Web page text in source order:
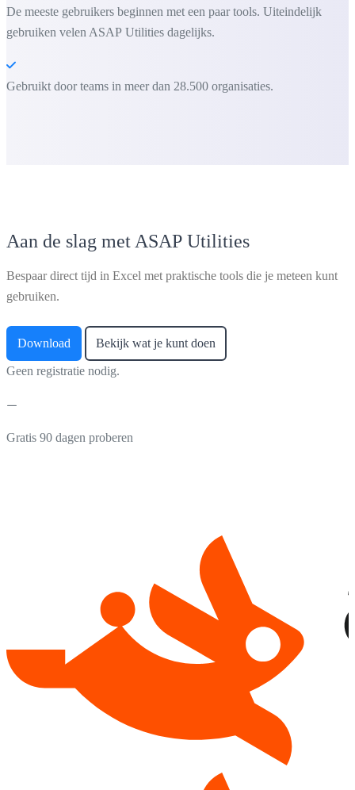
De meeste gebruikers beginnen met een paar tools. Uiteindelijk
gebruiken velen ASAP Utilities dagelijks.
Gebruikt door teams in meer dan 28.500 organisaties.
Aan de slag met ASAP Utilities
Bespaar direct tijd in Excel met praktische tools die je meteen kunt
gebruiken.
Download Bekijk wat je kunt doen
Geen registratie nodig.
Gratis 90 dagen proberen